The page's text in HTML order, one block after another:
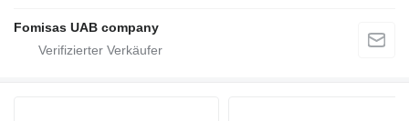
Fomisas UAB company